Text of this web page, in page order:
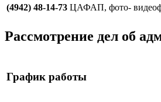
(4942) 48-14-73 ЦАФАП, фото-
Рассмотрение дел об
График работы